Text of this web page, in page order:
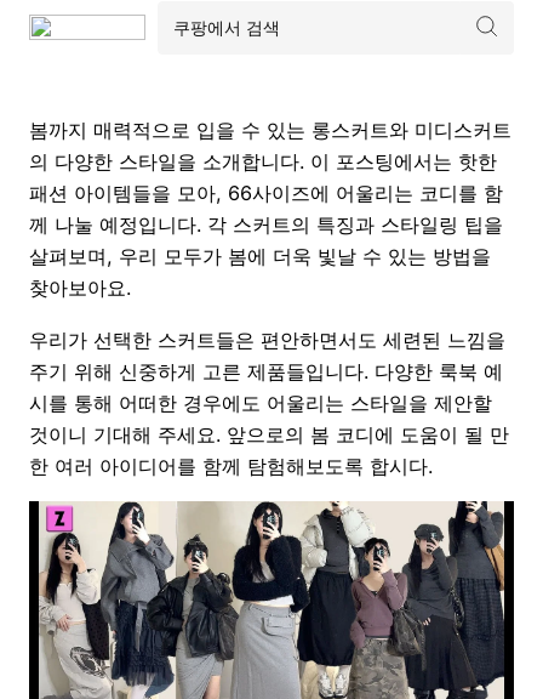
봄까지 매력적으로 입을 수 있는 롱스커트와 미디스커트
의 다양한 스타일을 소개합니다. 이 포스팅에서는 핫한
패션 아이템들을 모아, 66사이즈에 어울리는 코디를 함
께 나눌 예정입니다. 각 스커트의 특징과 스타일링 팁을
살펴보며, 우리 모두가 봄에 더욱 빛날 수 있는 방법을
찾아보아요.
우리가 선택한 스커트들은 편안하면서도 세련된 느낌을
주기 위해 신중하게 고른 제품들입니다. 다양한 룩북 예
시를 통해 어떠한 경우에도 어울리는 스타일을 제안할
것이니 기대해 주세요. 앞으로의 봄 코디에 도움이 될 만
한 여러 아이디어를 함께 탐험해보도록 합시다.